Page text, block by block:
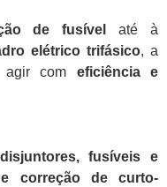
de fusível
até à
elétrico trifásico, a
agir com eficiência e
disjuntores, fusíveis e
e correção de curto-